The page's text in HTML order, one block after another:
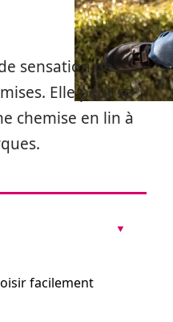
sensation de
Elle peut se
chemise en lin à
facilement